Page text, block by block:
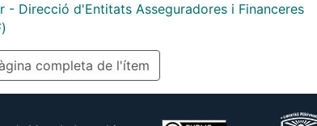
- Direcció d'Entitats Asseguradores i Financeres
completa de l'ítem